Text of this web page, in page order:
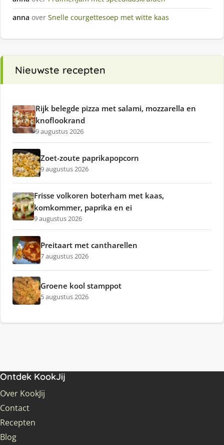
anna over Snelle courgettesoep met witte kaas
Nieuwste recepten
Rijk belegde pizza met salami, mozzarella en
knoflookrand
9 augustus 2026
Zoet-zoute paprikapopcorn
9 augustus 2026
Frisse volkoren boterham met kaas,
komkommer, paprika en ei
9 augustus 2026
Preitaart met cantharellen
7 augustus 2026
Groene kool stamppot
5 augustus 2026
Ontdek KookJij
Over KookJij
Contact
Recepten
Blog